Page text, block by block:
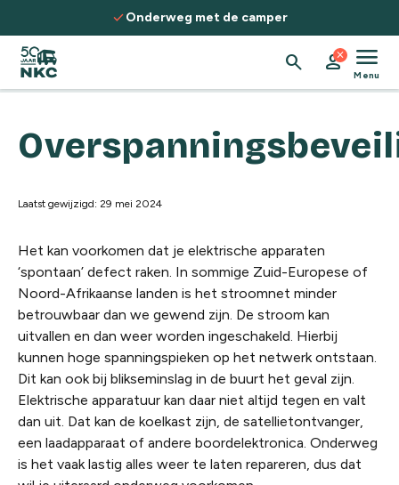
Spring naar de inhoudOnderweg met de camper
search person
close menu
Menu
Laatst gewijzigd: 29 mei 2024
Het kan voorkomen dat je elektrische apparaten
‘spontaan’ defect raken. In sommige Zuid-Europese of
Noord-Afrikaanse landen is het stroomnet minder
betrouwbaar dan we gewend zijn. De stroom kan
uitvallen en dan weer worden ingeschakeld. Hierbij
kunnen hoge spanningspieken op het netwerk ontstaan.
Dit kan ook bij blikseminslag in de buurt het geval zijn.
Elektrische apparatuur kan daar niet altijd tegen en valt
dan uit. Dat kan de koelkast zijn, de satellietontvanger,
een laadapparaat of andere boordelektronica. Onderweg
is het vaak lastig alles weer te laten repareren, dus dat